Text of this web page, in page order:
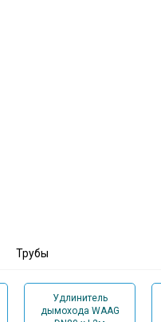
Трубы
Удлинитель
дымохода WAAG